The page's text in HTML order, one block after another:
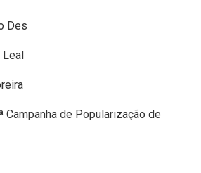
Des
Leal
Campanha de Popularização de